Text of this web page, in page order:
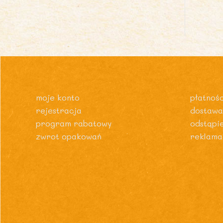
moje konto
rejestracja
program rabatowy
zwrot opakowań
dostawa